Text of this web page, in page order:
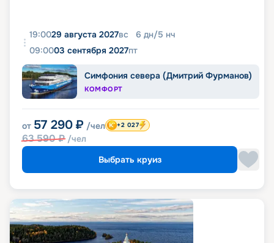
19:0029 августа 2027вс 6 дн/5 нч
09:0003 сентября 2027пт
Симфония севера (Дмитрий Фурманов)
КОМФОРТ
от 57 290 ₽ /чел
63 590₽ /чел
+2 027
Выбрать круиз